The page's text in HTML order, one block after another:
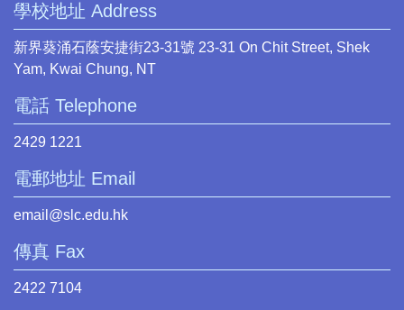
學校地址 Address
新界葵涌石蔭安捷街23-31號 23-31 On Chit Street, Shek
Yam, Kwai Chung, NT
電話 Telephone
2429 1221
電郵地址 Email
email@slc.edu.hk
傳真 Fax
2422 7104